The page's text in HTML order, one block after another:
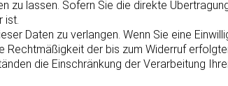
zu lassen. Sofern Sie die direkte
ist.
Daten zu verlangen. Wenn Sie eine
Rechtmäßigkeit der bis zum Widerruf
die Einschränkung der Verarbeitung